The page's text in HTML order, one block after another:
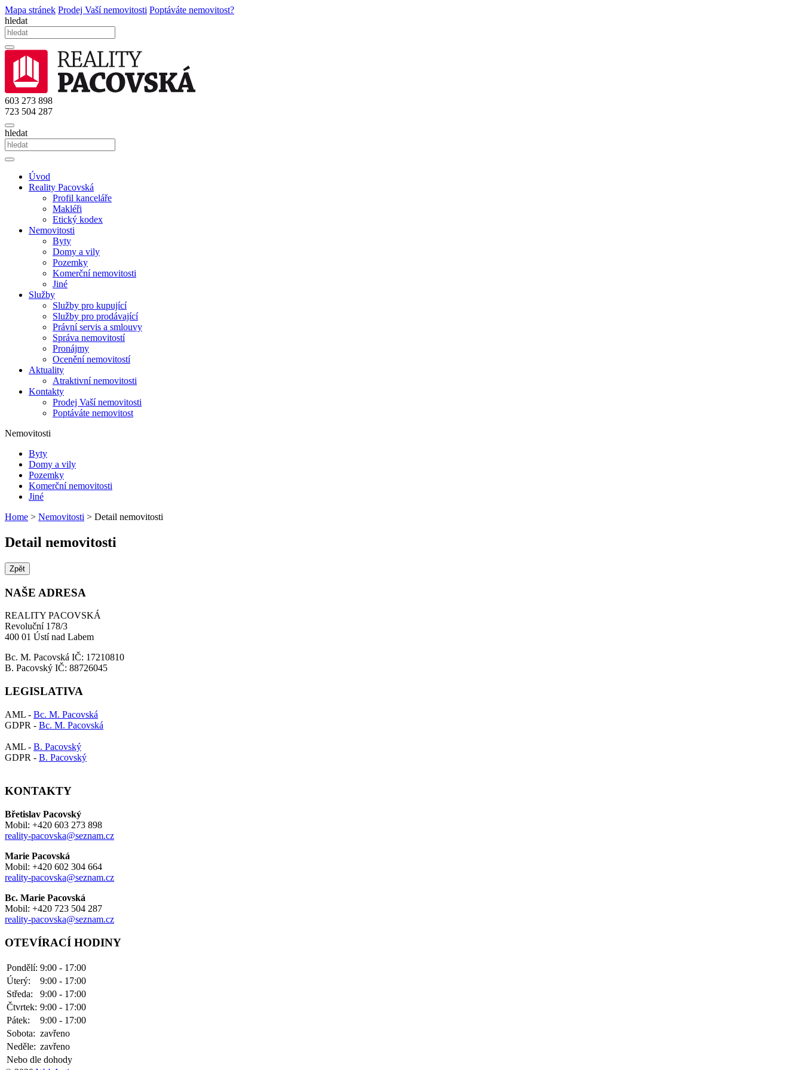
Mapa stránek Prodej Vaší nemovitosti Poptáváte nemovitost?
hledat
603 273 898
723 504 287
hledat
Úvod
Reality Pacovská
Profil kanceláře
Makléři
Etický kodex
Nemovitosti
Byty
Domy a vily
Pozemky
Komerční nemovitosti
Jiné
Služby
Služby pro kupující
Služby pro prodávající
Právní servis a smlouvy
Správa nemovitostí
Pronájmy
Ocenění nemovitostí
Aktuality
Atraktivní nemovitosti
Kontakty
Prodej Vaší nemovitosti
Poptáváte nemovitost
Nemovitosti
Byty
Domy a vily
Pozemky
Komerční nemovitosti
Jiné
Home > Nemovitosti > Detail nemovitosti
Detail nemovitosti
Zpět
NAŠE ADRESA
REALITY PACOVSKÁ
Revoluční 178/3
400 01 Ústí nad Labem
Bc. M. Pacovská IČ: 17210810
B. Pacovský IČ: 88726045
LEGISLATIVA
AML - Bc. M. Pacovská
GDPR - Bc. M. Pacovská
AML - B. Pacovský
GDPR - B. Pacovský
KONTAKTY
Břetislav Pacovský
Mobil: +420 603 273 898
reality-pacovska@seznam.cz
Marie Pacovská
Mobil: +420 602 304 664
reality-pacovska@seznam.cz
Bc. Marie Pacovská
Mobil: +420 723 504 287
reality-pacovska@seznam.cz
OTEVÍRACÍ HODINY
Pondělí: 9:00 - 17:00
Úterý:
9:00 - 17:00
Středa:
9:00 - 17:00
Čtvrtek: 9:00 - 17:00
Pátek:
9:00 - 17:00
Sobota: zavřeno
Neděle: zavřeno
Nebo dle dohody